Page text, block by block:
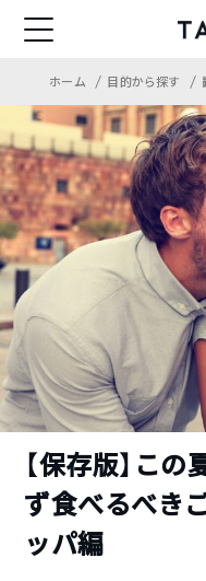
ホーム 目的から探す
【保存版】こ
ず食べるべき
ッパ編